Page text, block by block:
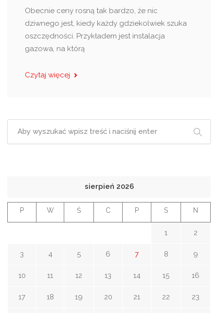
Obecnie ceny rosną tak bardzo, że nic
dziwnego jest, kiedy każdy gdziekolwiek szuka
oszczędności. Przykładem jest instalacja
gazowa, na którą
Czytaj więcej
sierpień 2026
P W Ś C P S N
1 2
3 4 5 6 7 8 9
10 11 12 13 14 15 16
17 18 19 20 21 22 23